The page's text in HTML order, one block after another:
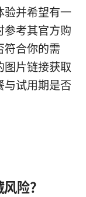
验并希望有一
参考其官方购
符合你的需
图片链接获取
与试用期是否
险？